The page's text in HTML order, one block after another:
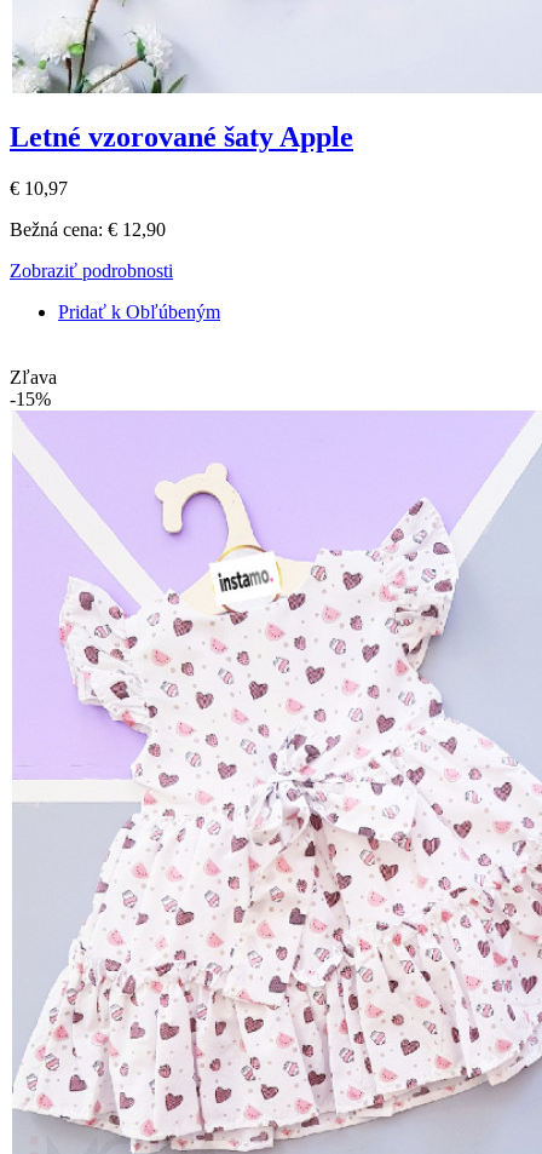
Letné vzorované šaty Apple
€ 10,97
Bežná cena: € 12,90
Zobraziť podrobnosti
Pridať k Obľúbeným
Zľava
-15%